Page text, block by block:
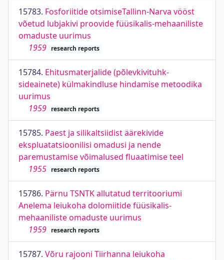
15783. Fosforiitide otsimiseTallinn-Narva vööst
võetud lubjakivi proovide füüsikalis-mehaaniliste
omaduste uurimus
1959 research reports
15784. Ehitusmaterjalide (põlevkivituhk-
sideainete) külmakindluse hindamise metoodika
uurimus
1959 research reports
15785. Paest ja silikaltsiidist äärekivide
ekspluatatsioonilisi omadusi ja nende
paremustamise võimalused fluaatimise teel
1955 research reports
15786. Pärnu TSNTK allutatud territooriumi
Anelema leiukoha dolomiitide füüsikalis-
mehaaniliste omaduste uurimus
1959 research reports
15787. Võru rajooni Tiirhanna leiukoha